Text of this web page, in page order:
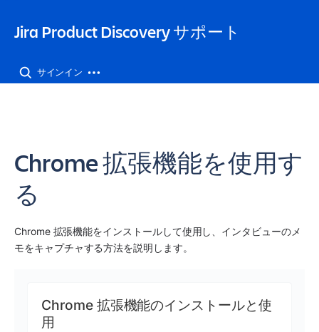
Jira Product Discovery サポート
サインイン
Chrome 拡張機能を使用す
る
Chrome 拡張機能をインストールして使用し、インタビューのメ
モをキャプチャする方法を説明します。
Chrome 拡張機能のインストールと使
用